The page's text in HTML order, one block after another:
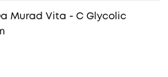
Murad Vita - C Glycolic